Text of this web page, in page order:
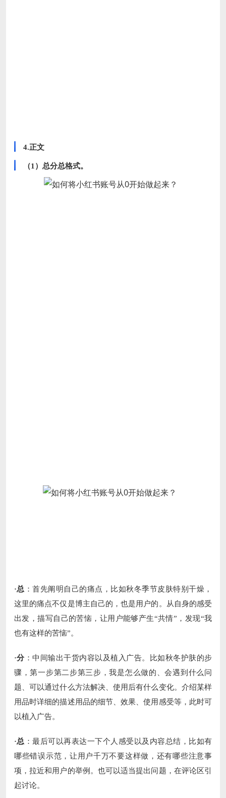
4.正文
（1）总分总格式。
·总 ：首先阐明自己的痛点，比如秋冬季节皮肤特别干燥，
这里的痛点不仅是博主自己的，也是用户的。从自身的感受
出发，描写自己的苦恼，让用户能够产生“共情”，发现“我
也有这样的苦恼”。
·分：中间输出干货内容以及植入广告。比如秋冬护肤的步
骤，第一步第二步第三步，我是怎么做的、会遇到什么问
题、可以通过什么方法解决、使用后有什么变化。介绍某样
用品时详细的描述用品的细节、效果、使用感受等，此时可
以植入广告。
·总 ：最后可以再表达一下个人感受以及内容总结，比如有
哪些错误示范，让用户千万不要这样做，还有哪些注意事
项，拉近和用户的举例。也可以适当提出问题，在评论区引
起讨论。